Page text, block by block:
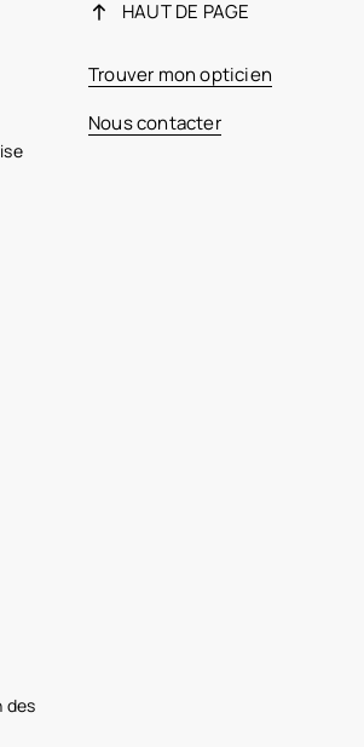
des
HAUT DE PAGE
Trouver mon opticien
Nous contacter